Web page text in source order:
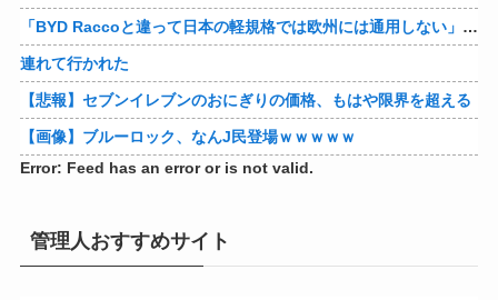
「BYD Raccoと違って日本の軽規格では欧州には通用しない」と自動車系ライターが示唆、だが速攻で反例を提示されて即落ち二コマ状態に……
連れて行かれた
【悲報】セブンイレブンのおにぎりの価格、もはや限界を超える
【画像】ブルーロック、なんJ民登場ｗｗｗｗｗ
Error: Feed has an error or is not valid.
管理人おすすめサイト